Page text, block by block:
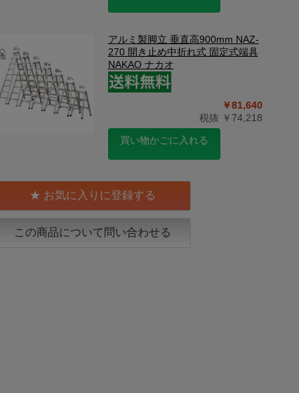
アルミ製脚立 垂直高900mm NAZ-
270 開き止め中折れ式 固定式端具
NAKAO ナカオ
￥81,640
税抜 ￥74,218
買い物かごに入れる
この商品について問い合わせる
お気に入りに登録する